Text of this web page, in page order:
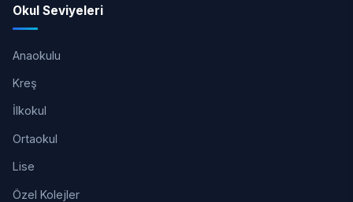
Okul Seviyeleri
Anaokulu
Kreş
İlkokul
Ortaokul
Lise
Özel Kolejler